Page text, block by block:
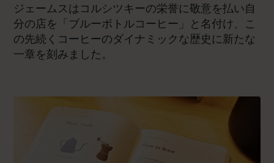
ジェームスはコルシツキーの栄誉に敬意を払い自
分の店を「ブルーボトルコーヒー」と名付け、こ
の先続くコーヒーのダイナミックな歴史に新たな
一章を刻みました。